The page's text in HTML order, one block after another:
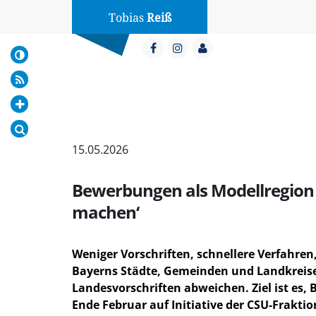
Tobias Reiß
15.05.2026
Bewerbungen als
machen‘
Weniger Vorschriften, schnellere
Bayerns Städte, Gemeinden und
Landesvorschriften abweichen. Ziel ist
Ende Februar auf Initiative der CSU-